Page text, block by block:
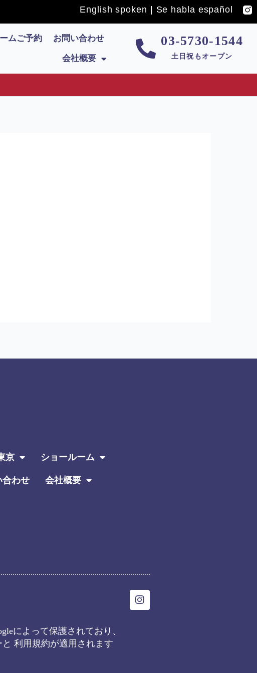
English spoken | Se habla español
ムご予約 お問い合わせ
会社概要
03-5730-1544
土日祝もオープン
京 ショールーム
合わせ 会社概要
I
n
によって保護されており、
と 利用規約が適用されます